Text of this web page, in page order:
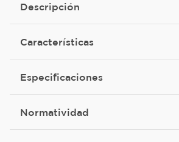
Descripción
Características
Especificaciones
Normatividad